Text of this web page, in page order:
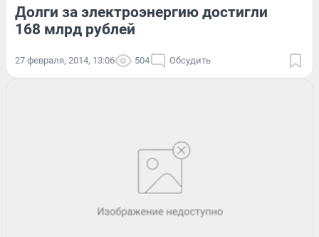
Долги за электроэнергию достигли
168 млрд рублей
27 февраля, 2014, 13:06 504 Обсудить